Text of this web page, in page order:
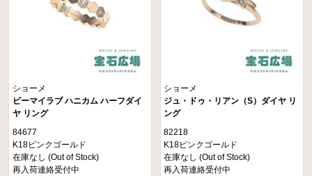
ショーメ
ビーマイラブ ハニカム ハーフダイ
ヤ リング
84677
K18ピンクゴールド
在庫なし (Out of Stock)
再入荷連絡受付中
ショーメ
ジュ・ドゥ・リアン（S）ダイヤ リ
ング
82218
K18ピンクゴールド
在庫なし (Out of Stock)
再入荷連絡受付中